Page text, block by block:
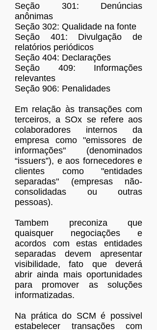
Seção 301: Denúncias
anônimas
Seção 302: Qualidade na fonte
Seção 401: Divulgação de
relatórios periódicos
Seção 404: Declarações
Seção 409: Informações
relevantes
Seção 906: Penalidades
Em relação às transações com
terceiros, a SOx se refere aos
colaboradores internos da
empresa como "emissores de
informações" (denominados
“issuers”), e aos fornecedores e
clientes como "entidades
separadas" (empresas não-
consolidadas ou outras
pessoas).
Tambem preconiza que
quaisquer negociações e
acordos com estas entidades
separadas devem apresentar
visibilidade, fato que deverá
abrir ainda mais oportunidades
para promover as soluções
informatizadas.
Na prática do SCM é possivel
estabelecer transações com